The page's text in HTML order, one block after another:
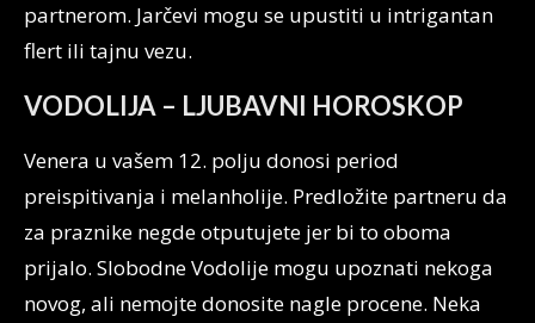
partnerom. Jarčevi mogu se upustiti u intrigantan
flert ili tajnu vezu.
VODOLIJA – LJUBAVNI HOROSKOP
Venera u vašem 12. polju donosi period
preispitivanja i melanholije. Predložite partneru da
za praznike negde otputujete jer bi to oboma
prijalo. Slobodne Vodolije mogu upoznati nekoga
novog, ali nemojte donosite nagle procene. Neka